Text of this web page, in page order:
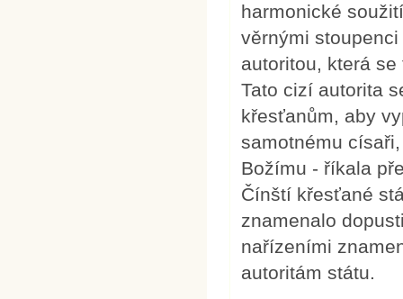
harmonické
věrnými
autoritou, která
Tato cizí autorita
křesťanům, aby
samotnému
Božímu - říkala
Čínští křesťané
znamenalo
nařízeními
autoritám státu.